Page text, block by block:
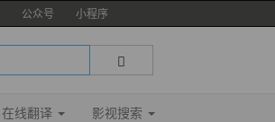
公众号 小程序
在线翻译 影视搜索